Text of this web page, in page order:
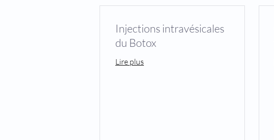
Injections intravésicales
du Botox
Lire plus